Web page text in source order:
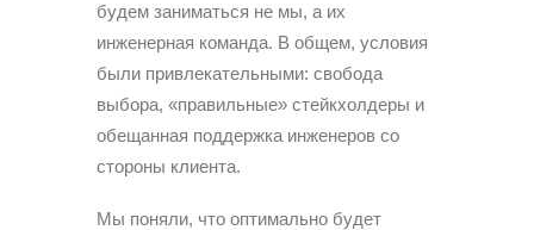
будем заниматься не мы, а их
инженерная команда. В общем, условия
были привлекательными: свобода
выбора, «правильные» стейкхолдеры и
обещанная поддержка инженеров со
стороны клиента.
Мы поняли, что оптимально будет